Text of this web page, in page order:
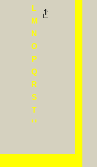
L
M
N
O
P
Q
R
S
T
U